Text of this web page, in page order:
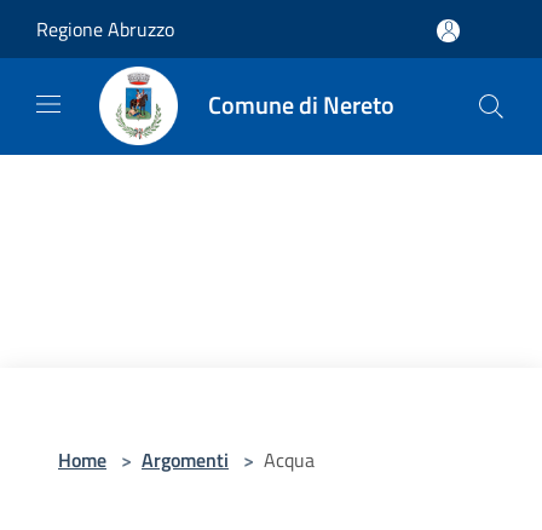
Regione Abruzzo
Comune di Nereto
Home > Argomenti > Acqua